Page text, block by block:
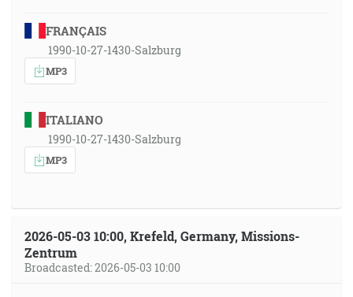
FRANÇAIS
1990-10-27-1430-Salzburg
MP3
ITALIANO
1990-10-27-1430-Salzburg
MP3
2026-05-03 10:00, Krefeld, Germany, Missions-
Zentrum
Broadcasted: 2026-05-03 10:00